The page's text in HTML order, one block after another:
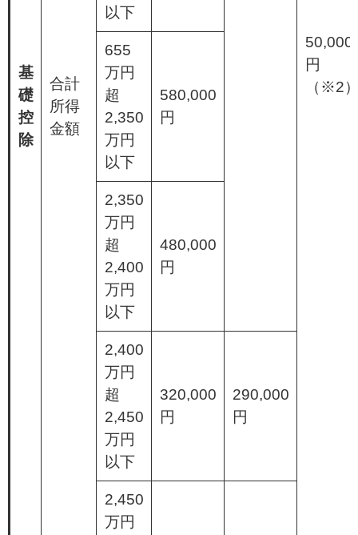
基
礎
控
除
合計
所得
金額
50,000
円
（※2
以下
655
万円
超
2,350
万円
以下
580,000
円
2,350
万円
超
2,400
万円
以下
480,000
円
2,400
万円
超
2,450
万円
以下
320,000
円
290,000
円
2,450
万円